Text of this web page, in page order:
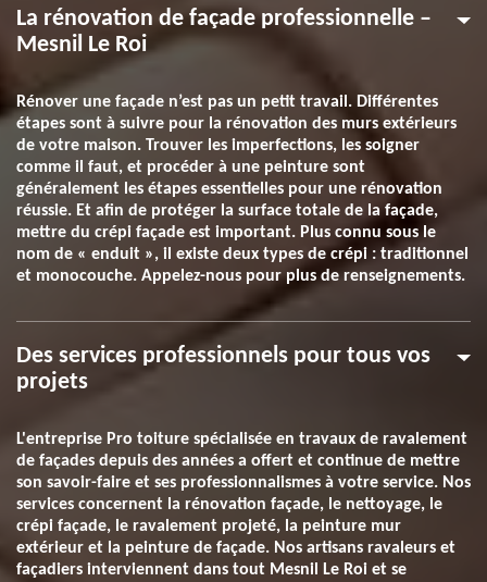
La rénovation de façade professionnelle –
Mesnil Le Roi
Rénover une façade n’est pas un petit travail. Différentes
étapes sont à suivre pour la rénovation des murs extérieurs
de votre maison. Trouver les imperfections, les soigner
comme il faut, et procéder à une peinture sont
généralement les étapes essentielles pour une rénovation
réussie. Et afin de protéger la surface totale de la façade,
mettre du crépi façade est important. Plus connu sous le
nom de « enduit », il existe deux types de crépi : traditionnel
et monocouche. Appelez-nous pour plus de renseignements.
Des services professionnels pour tous vos
projets
L'entreprise Pro toiture spécialisée en travaux de ravalement
de façades depuis des années a offert et continue de mettre
son savoir-faire et ses professionnalismes à votre service. Nos
services concernent la rénovation façade, le nettoyage, le
crépi façade, le ravalement projeté, la peinture mur
extérieur et la peinture de façade. Nos artisans ravaleurs et
façadiers interviennent dans tout Mesnil Le Roi et se